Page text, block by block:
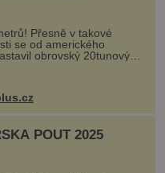
ho boží síla?
Přesně v takové
se od amerického
obrovský 20tunový
POUŤ 2025